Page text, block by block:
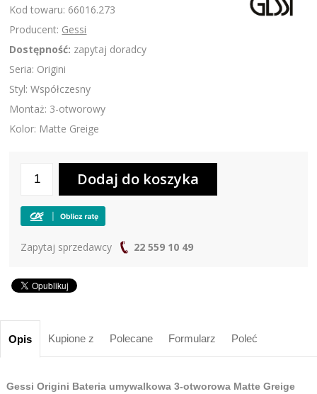
Kod towaru: 66016.273
Producent: Gessi
Dostępność: zapytaj doradcy
Seria: Origini
Styl: Współczesny
Montaż: 3-otworowy
Kolor: Matte Greige
Zapytaj sprzedawcy 22 559 10 49
Opis Kupione z Polecane Formularz Poleć
Gessi Origini Bateria umywalkowa 3-otworowa Matte Greige